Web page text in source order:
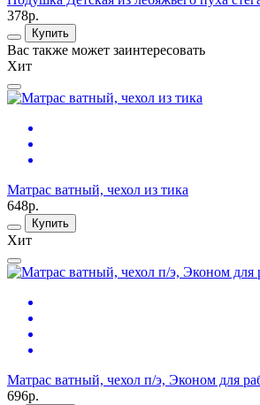
378р.
Купить
Вас также может заинтересовать
Хит
Матрас ватный, чехол из тика
648р.
Купить
Хит
Матрас ватный, чехол п/э, Эконом для
696р.